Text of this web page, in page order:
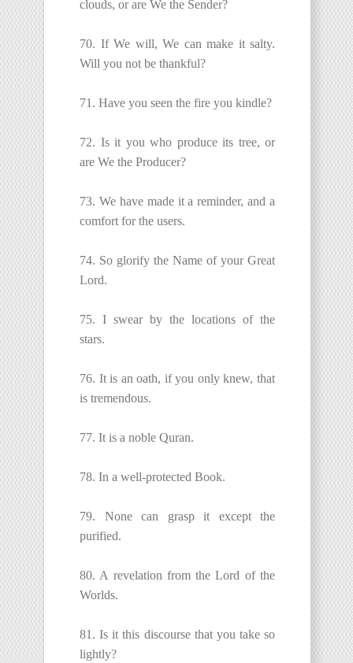
clouds, or are We the Sender?
70. If We will, We can make it salty.
Will you not be thankful?
71. Have you seen the fire you kindle?
72. Is it you who produce its tree, or
are We the Producer?
73. We have made it a reminder, and a
comfort for the users.
74. So glorify the Name of your Great
Lord.
75. I swear by the locations of the
stars.
76. It is an oath, if you only knew, that
is tremendous.
77. It is a noble Quran.
78. In a well-protected Book.
79. None can grasp it except the
purified.
80. A revelation from the Lord of the
Worlds.
81. Is it this discourse that you take so
lightly?